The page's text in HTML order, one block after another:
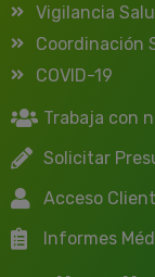
Vigilancia
Coordinación
COVID-19
Trabaja con
Solicitar
Acceso
Informes